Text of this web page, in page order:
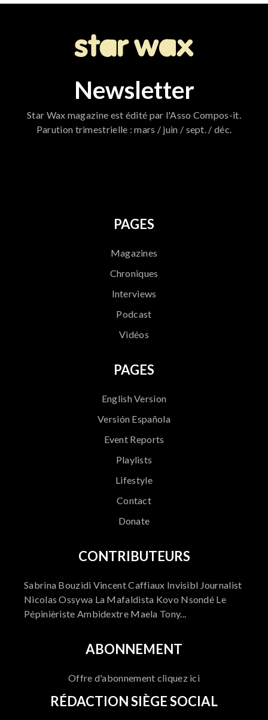
Newsletter
Star Wax magazine est édité par l'Asso Compos-it.
Parution trimestrielle : mars / juin / sept. / déc.
PAGES
Magazines
Chroniques
Interviews
Podcast
Vidéos
PAGES
English Version
Versión Española
Event Reports
Playlists
Lifestyle
Contact
Donate
CONTRIBUTEURS
Sabrina Bouzidi Vincent Caffiaux Invisibl Journalist
Nicolas Ossywa La Mafaldista Kovo Nsondé Le
Pépinièriste Ambidextre Maela Tony...
ABONNEMENT
Offre d'abonnement cliquez ici
RÉDACTION SIÈGE SOCIAL